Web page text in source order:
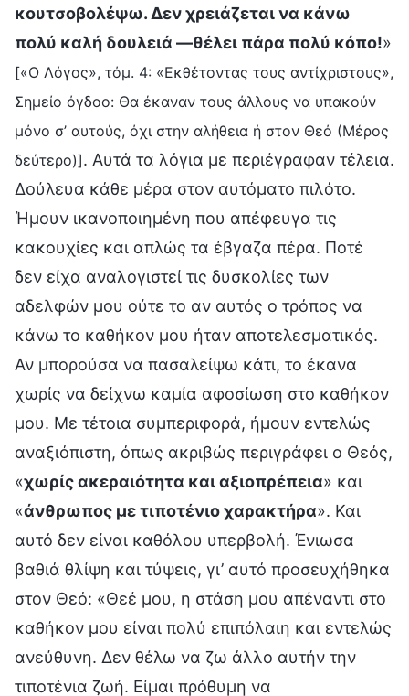
κουτσοβολέψω. Δεν χρειάζεται να κάνω
πολύ καλή δουλειά —θέλει πάρα πολύ κόπο!»
[«Ο Λόγος», τόμ. 4: «Εκθέτοντας τους αντίχριστους»,
Σημείο όγδοο: Θα έκαναν τους άλλους να υπακούν
μόνο σ’ αυτούς, όχι στην αλήθεια ή στον Θεό (Μέρος
δεύτερο)]. Αυτά τα λόγια με περιέγραφαν τέλεια.
Δούλευα κάθε μέρα στον αυτόματο πιλότο.
Ήμουν ικανοποιημένη που απέφευγα τις
κακουχίες και απλώς τα έβγαζα πέρα. Ποτέ
δεν είχα αναλογιστεί τις δυσκολίες των
αδελφών μου ούτε το αν αυτός ο τρόπος να
κάνω το καθήκον μου ήταν αποτελεσματικός.
Αν μπορούσα να πασαλείψω κάτι, το έκανα
χωρίς να δείχνω καμία αφοσίωση στο καθήκον
μου. Με τέτοια συμπεριφορά, ήμουν εντελώς
αναξιόπιστη, όπως ακριβώς περιγράφει ο Θεός,
«χωρίς ακεραιότητα και αξιοπρέπεια» και
«άνθρωπος με τιποτένιο χαρακτήρα». Και
αυτό δεν είναι καθόλου υπερβολή. Ένιωσα
βαθιά θλίψη και τύψεις, γι’ αυτό προσευχήθηκα
στον Θεό: «Θεέ μου, η στάση μου απέναντι στο
καθήκον μου είναι πολύ επιπόλαιη και εντελώς
ανεύθυνη. Δεν θέλω να ζω άλλο αυτήν την
τιποτένια ζωή. Είμαι πρόθυμη να